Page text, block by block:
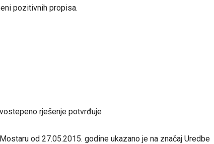
pozitivnih propisa.
rješenje potvrđuje
od 27.05.2015. godine ukazano je na značaj Uredbe